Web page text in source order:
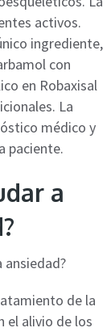
activos.
ingrediente,
con
en Robaxisal
La
médico y
paciente.
a
de la
el alivio de los